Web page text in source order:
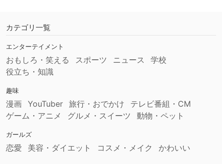
カテゴリ一覧
エンターテイメント
おもしろ・笑える スポーツ ニュース
学校
役立ち・知識
趣味
漫画 YouTuber 旅行・おでかけ
テレビ番組・CM
ゲーム・アニメ
グルメ・スイーツ 動物・ペット
ガールズ
恋愛 美容・ダイエット コスメ・メイク かわいい